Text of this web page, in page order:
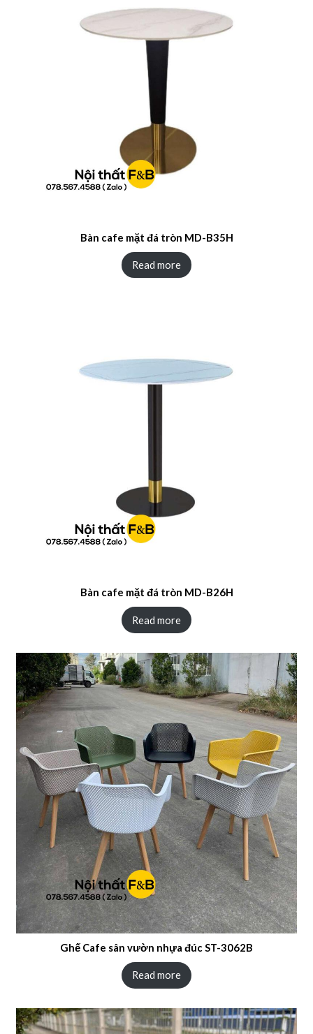
Bàn cafe mặt đá tròn MD-B35H
Read more
Bàn cafe mặt đá tròn MD-B26H
Read more
Ghế Cafe sân vườn nhựa đúc ST-3062B
Read more